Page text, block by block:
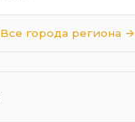
Все города региона →